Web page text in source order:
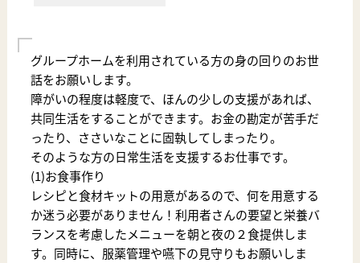
グループホームを利用されている方の身の回りのお世
話をお願いします。
障がいの程度は軽度で、ほんの少しの支援があれば、
共同生活をすることができます。お金の勘定が苦手だ
ったり、ささいなことに固執してしまったり。
そのような方の日常生活を支援するお仕事です。
(1)お食事作り
レシピと食材キットの用意があるので、何を用意する
か迷う必要がありません！利用者さんの要望と栄養バ
ランスを考慮したメニューを朝と夜の２食提供しま
す。同時に、服薬管理や嚥下の見守りもお願いしま